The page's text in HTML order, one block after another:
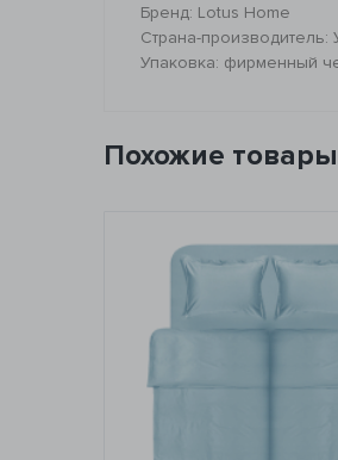
Бренд: Lotus Home
Страна-производитель:
Упаковка: фирменный
Похожие товары